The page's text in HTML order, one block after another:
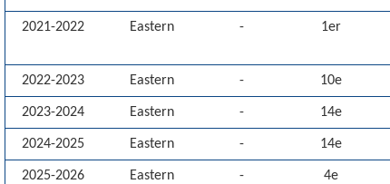
2021-2022 Eastern - 1er
2022-2023 Eastern - 10e
2023-2024 Eastern - 14e
2024-2025 Eastern - 14e
2025-2026 Eastern - 4e